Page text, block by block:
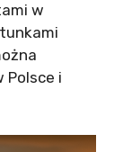
w
Polsce i